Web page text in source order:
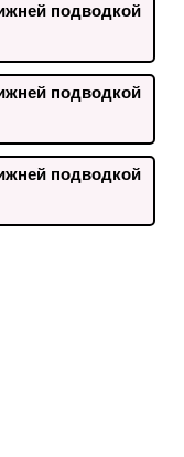
подводкой
подводкой
подводкой